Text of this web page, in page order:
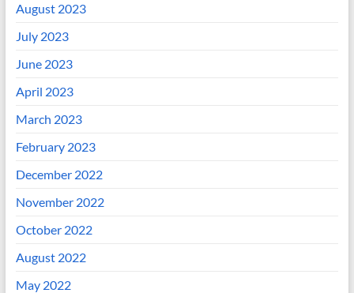
August 2023
July 2023
June 2023
April 2023
March 2023
February 2023
December 2022
November 2022
October 2022
August 2022
May 2022